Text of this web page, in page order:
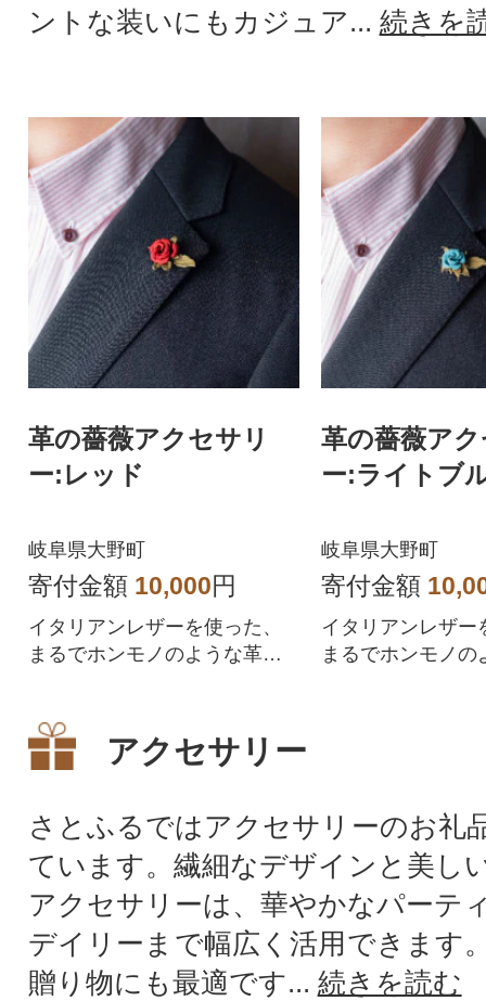
ントな装いにもカジュア... 続きを
革の薔薇アクセサリ
ー:レッド
岐阜県大野町
寄付金額 10,000円
イタリアンレザーを使った、
まるでホンモノのような革の
革の薔薇ア
ー:ライトブ
岐阜県大野町
寄付金額
イタリアンレザー
まるでホンモノの
アクセサリー
さとふるではアクセサリーのお礼
ています。繊細なデザインと美し
アクセサリーは、華やかなパーテ
デイリーまで幅広く活用できます
贈り物にも最適です... 続きを読む